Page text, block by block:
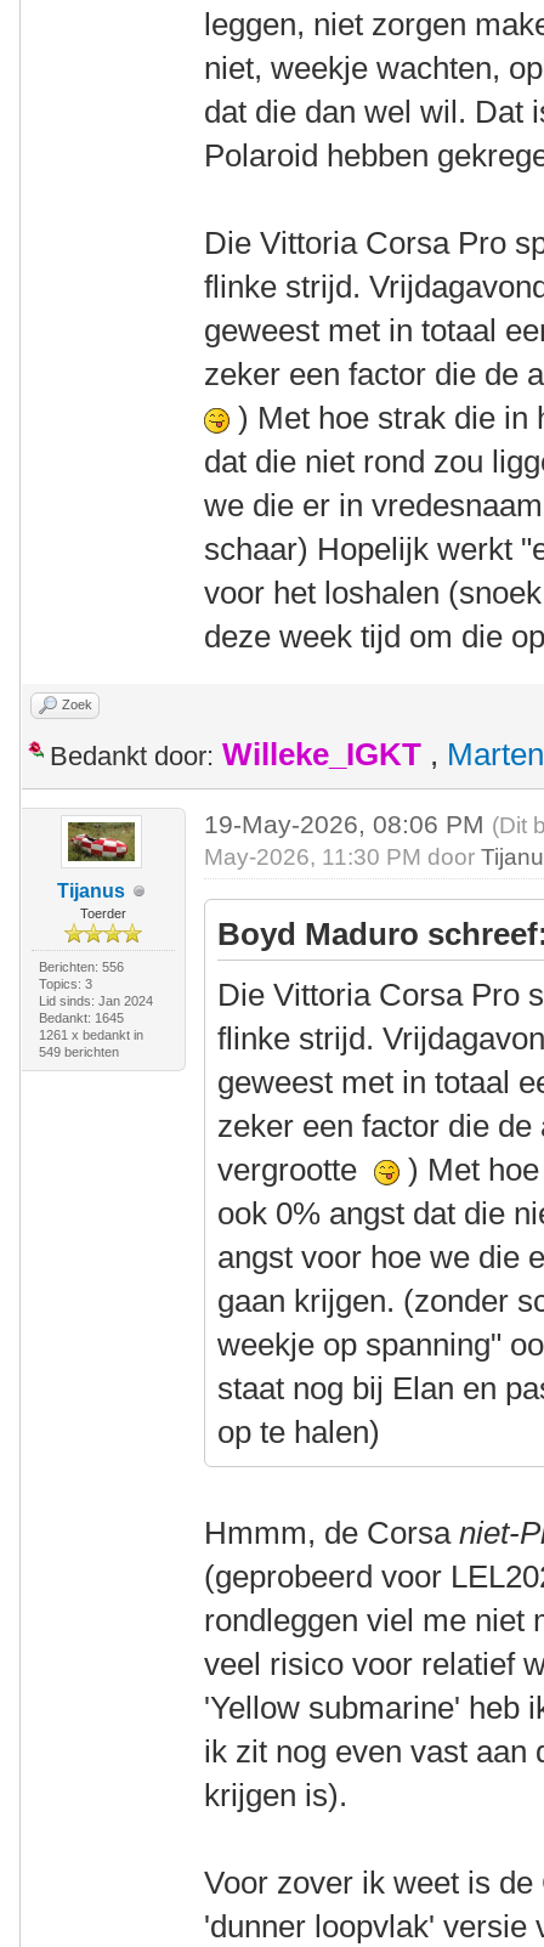
leggen, niet zorgen
niet, weekje wachten,
dat die dan wel wil. Dat
Polaroid hebben
Die Vittoria Corsa Pro
flinke strijd.
geweest met in totaal
zeker een factor die de
) Met hoe strak die in
dat die niet rond zou
we die er in
schaar) Hopelijk werkt
voor het loshalen
deze week tijd om die
Zoek
Bedankt door: Willeke_IGKT , Marten
Tijanus
Toerder
Berichten: 556
Topics: 3
Lid sinds: Jan 2024
Bedankt: 1645
1261 x bedankt in
549 berichten
19-May-2026, 08:06 PM (Dit
May-2026, 11:30 PM door
Boyd Maduro
Die Vittoria Corsa Pro
flinke strijd.
geweest met in totaal
zeker een factor die
vergrootte
) Met
ook 0% angst dat die
angst voor hoe we die
gaan krijgen. (zonder
weekje op spanning"
staat nog bij Elan en
op te halen)
Hmmm, de Corsaniet-
(geprobeerd voor
rondleggen viel me niet
veel risico voor relatief
'Yellow submarine' heb
ik zit nog even vast aan
krijgen is).
Voor zover ik weet is
'dunner loopvlak' versie